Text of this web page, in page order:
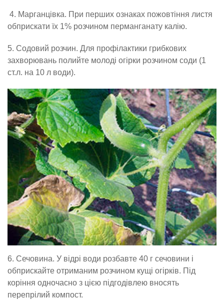
4. Марганцівка. При перших ознаках пожовтіння листя
обприскати їх 1% розчином перманганату калію.
5. Содовий розчин. Для профілактики грибкових
захворювань полийте молоді огірки розчином соди (1
ст.л. на 10 л води).
6. Сечовина. У відрі води розбавте 40 г сечовини і
обприскайте отриманим розчином кущі огірків. Під
коріння одночасно з цією підгодівлею вносять
перепрілий компост.